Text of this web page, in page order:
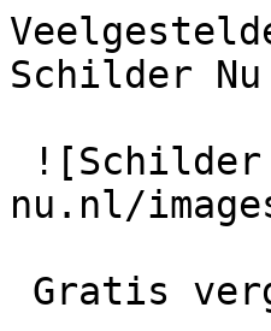
Schilder Nu
nu.nl/